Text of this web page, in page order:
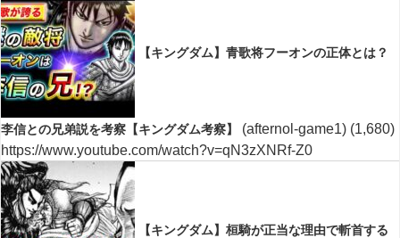
【キングダム】青歌将フーオンの正体とは？
李信との兄弟説を考察【キングダム考察】 (afternol-game1) (1,680)
https://www.youtube.com/watch?v=qN3zXNRf-Z0
【キングダム】桓騎が正当な理由で斬首する